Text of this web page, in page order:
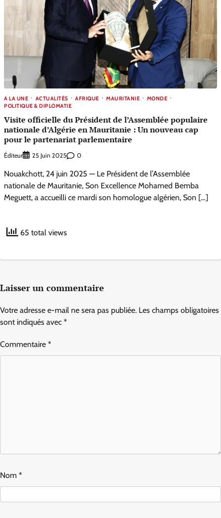
A LA UNE ACTUALITÉS AFRIQUE MAURITANIE
MONDE
POLITIQUE & DIPLOMATIE
Visite officielle du Président de l’Assemblée populaire
nationale d’Algérie en Mauritanie : Un nouveau cap
pour le partenariat parlementaire
Éditeur 25 Juin 2025 0
Nouakchott, 24 juin 2025 — Le Président de l’Assemblée
nationale de Mauritanie, Son Excellence Mohamed Bemba
Meguett, a accueilli ce mardi son homologue algérien, Son […]
65 total views
Laisser un commentaire
Votre adresse e-mail ne sera pas publiée. Les champs obligatoires
sont indiqués avec *
Commentaire *
Nom *